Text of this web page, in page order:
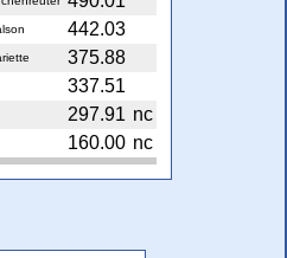
442.03
375.88
337.51
297.91 nc
160.00 nc